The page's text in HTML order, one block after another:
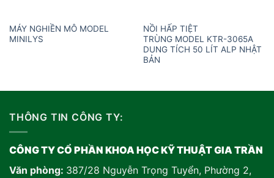
MÁY NGHIỀN MÔ MODEL
MINILYS
NỒI HẤP TIỆT
TRÙNG MODEL KTR-3065A
DUNG TÍCH 50 LÍT ALP NHẬT
BẢN
THÔNG TIN CÔNG TY:
CÔNG TY CỔ PHẦN KHOA HỌC KỸ THUẬT GIA TRẦN
Văn phòng: 387/28 Nguyễn Trọng Tuyển, Phường 2,